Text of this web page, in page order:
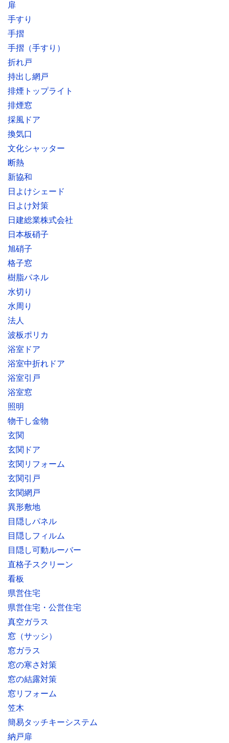
扉
手すり
手摺
手摺（手すり）
折れ戸
持出し網戸
排煙トップライト
排煙窓
採風ドア
換気口
文化シャッター
断熱
新協和
日よけシェード
日よけ対策
日建総業株式会社
日本板硝子
旭硝子
格子窓
樹脂パネル
水切り
水周り
法人
波板ポリカ
浴室ドア
浴室中折れドア
浴室引戸
浴室窓
照明
物干し金物
玄関
玄関ドア
玄関リフォーム
玄関引戸
玄関網戸
異形敷地
目隠しパネル
目隠しフィルム
目隠し可動ルーバー
直格子スクリーン
看板
県営住宅
県営住宅・公営住宅
真空ガラス
窓（サッシ）
窓ガラス
窓の寒さ対策
窓の結露対策
窓リフォーム
笠木
簡易タッチキーシステム
納戸扉